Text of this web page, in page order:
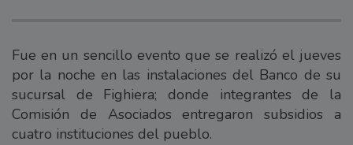
Fue en un sencillo evento que se realizó el jueves
por la noche en las instalaciones del Banco de su
sucursal de Fighiera; donde integrantes de la
Comisión de Asociados entregaron subsidios a
cuatro instituciones del pueblo.